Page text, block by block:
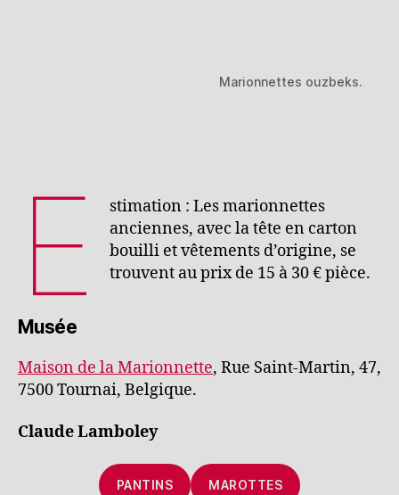
Marionnettes ouzbeks.
E
stimation : Les marionnettes
anciennes, avec la tête en carton
bouilli et vêtements d’origine, se
trouvent au prix de 15 à 30 € pièce.
Musée
Maison de la Marionnette, Rue Saint-Martin, 47,
7500 Tournai, Belgique.
Claude Lamboley
PANTINS MAROTTES